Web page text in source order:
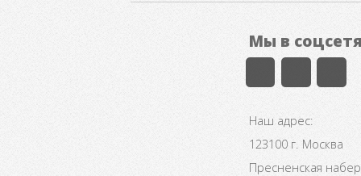
Мы в
Наш адрес:
123100 г. Москва
Пресненская